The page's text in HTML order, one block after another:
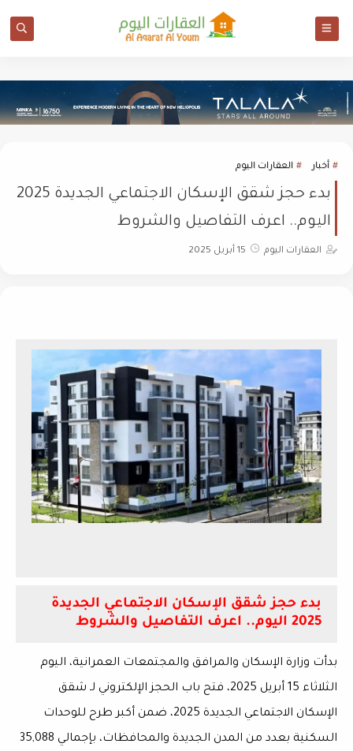
أخبار العقارات اليوم
بدء حجز شقق الإسكان الاجتماعي الجديدة 2025
اليوم.. اعرف التفاصيل والشروط
العقارات اليوم 15 أبريل 2025
بدء حجز شقق الإسكان الاجتماعي الجديدة
2025 اليوم.. اعرف التفاصيل والشروط
بدأت وزارة الإسكان والمرافق والمجتمعات العمرانية، اليوم
الثلاثاء 15 أبريل 2025، فتح باب الحجز الإلكتروني لـ شقق
الإسكان الاجتماعي الجديدة 2025
، ضمن أكبر طرح للوحدات
السكنية بعدد من المدن الجديدة والمحافظات، بإجمالي 35,088